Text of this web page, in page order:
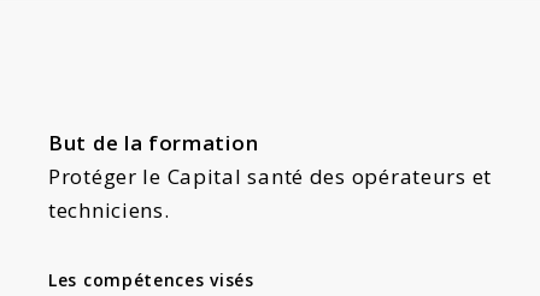
But de la formation
Protéger le Capital santé des opérateurs et
techniciens.
Les compétences visés